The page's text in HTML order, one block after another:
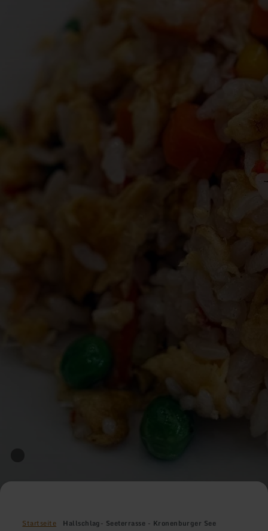
Startseite Hallschlag- Seeterrasse - Kronenburger See